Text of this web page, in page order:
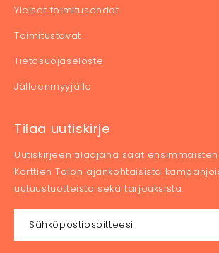
Yleiset toimitusehdot
Toimitustavat
Tietosuojaseloste
Jälleenmyyjälle
Tilaa uutiskirje
Uutiskirjeen tilaajana saat
Korttien Talon ajankohtaisista
uutuustuotteista sekä tarjouksista.